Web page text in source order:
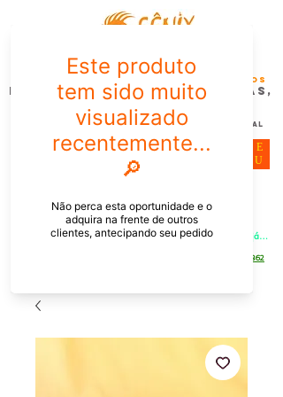
FÊNIX DESIGN STUDIO | Design
Gráfico| Desenvolvimento de Produtos
Personalizados para Pessoas,
Empresas e EventoS
Lembrancinhas, Brindes promocionais,
Decoração, Presentes e Comunicação Visual
PEDIDOS PELO CHAT OU WHATSAPP: Informe os produtos,
quantidade e o CEP ou endereço de entrega e receba um link já
ME
NU
[21] 9 6546 4862